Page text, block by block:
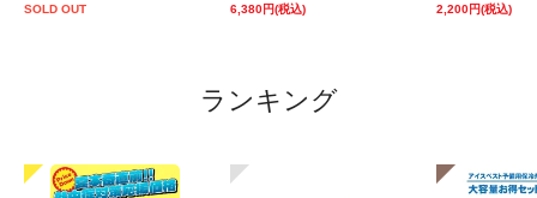
SOLD OUT 6,380円(税込) 2,200円(税込)
ランキング